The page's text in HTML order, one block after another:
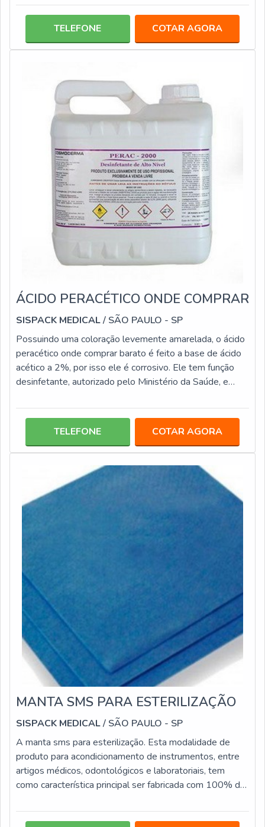
TELEFONE COTAR AGORA
ÁCIDO PERACÉTICO ONDE COMPRAR
SISPACK MEDICAL/ SÃO PAULO - SP
Possuindo uma coloração levemente amarelada, o ácido
peracético onde comprar barato é feito a base de ácido
acético a 2%, por isso ele é corrosivo. Ele tem função
desinfetante, autorizado pelo Ministério da Saúde, e
as propriedades, podendo ser usado na substituição do
PVC, aço inoxidável e polietileno, e em materiais feitos
de vidro, polietileno, porcelana, polipropileno, teflon,
TELEFONE COTAR AGORA
MANTA SMS PARA ESTERILIZAÇÃO
SISPACK MEDICAL/ SÃO PAULO - SP
A manta sms para esterilização. Esta modalidade de
produto para acondicionamento de instrumentos, entre
artigos médicos, odontológicos e laboratoriais, tem
como característica principal ser fabricada com 100% de
flexibilidade e poder de resistência. Além disso, a manta